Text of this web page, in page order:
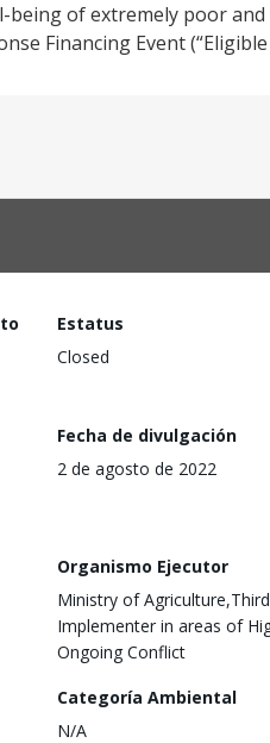
of extremely poor
Financing Event
Estatus
Closed
Fecha de divulgación
2 de agosto de 2022
Organismo Ejecutor
Ministry of
Implementer in areas of
Ongoing Conflict
Categoría Ambiental
N/A